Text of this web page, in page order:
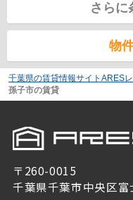
さらに
物
千葉県の賃貸情報サイトARES
孫子市の賃貸
〒260-0015
千葉県千葉市中央区